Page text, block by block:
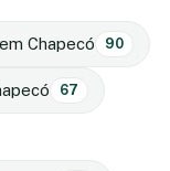
Chapecó 90
67